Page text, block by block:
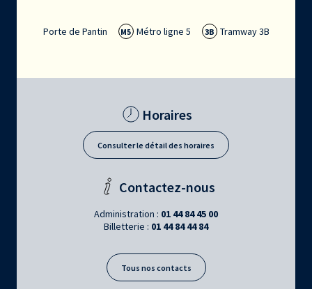
Porte de Pantin M5 Métro ligne 5 3B Tramway 3B
Horaires
Consulter le détail des horaires
Contactez-nous
Administration : 01 44 84 45 00
Billetterie : 01 44 84 44 84
Tous nos contacts